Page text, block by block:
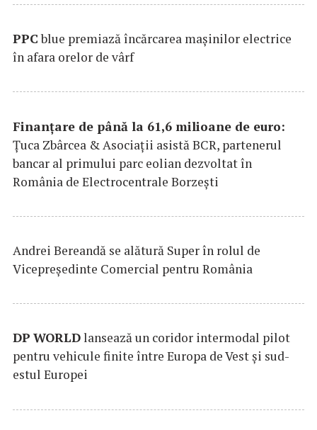
PPCblue premiază încărcarea maşinilor electrice
în afara orelor de vârf
Finanțare de până la 61,6 milioane de euro:
Țuca Zbârcea & Asociații asistă BCR, partenerul
bancar al primului parc eolian dezvoltat în
România de Electrocentrale Borzești
Andrei Bereandă se alătură Super în rolul de
Vicepreședinte Comercial pentru România
DP WORLDlansează un coridor intermodal pilot
pentru vehicule finite între Europa de Vest și sud-
estul Europei